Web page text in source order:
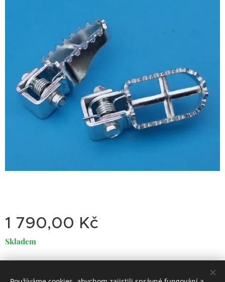
1 790,00 Kč
Skladem